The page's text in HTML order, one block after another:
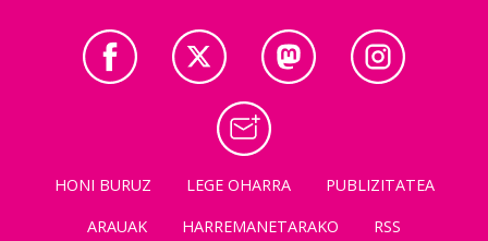
HONI BURUZ LEGE OHARRA
PUBLIZITATEA
ARAUAK
HARREMANETARAKO RSS